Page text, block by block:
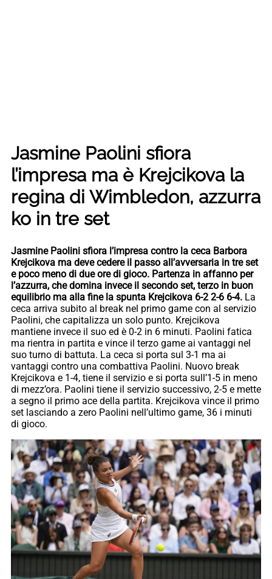
Jasmine Paolini sfiora
l’impresa ma è Krejcikova la
regina di Wimbledon, azzurra
ko in tre set
Jasmine Paolini sfiora l’impresa contro la ceca Barbora
Krejcikova ma deve cedere il passo all’avversaria in tre set
e poco meno di due ore di gioco. Partenza in affanno per
l’azzurra, che domina invece il secondo set, terzo in buon
equilibrio ma alla fine la spunta Krejcikova 6-2 2-6 6-4. La
ceca arriva subito al break nel primo game con al servizio
Paolini, che capitalizza un solo punto. Krejcikova
mantiene invece il suo ed è 0-2 in 6 minuti. Paolini fatica
ma rientra in partita e vince il terzo game ai vantaggi nel
suo turno di battuta. La ceca si porta sul 3-1 ma ai
vantaggi contro una combattiva Paolini. Nuovo break
Krejcikova e 1-4, tiene il servizio e si porta sull’1-5 in meno
di mezz’ora. Paolini tiene il servizio successivo, 2-5 e mette
a segno il primo ace della partita. Krejcikova vince il primo
set lasciando a zero Paolini nell’ultimo game, 36 i minuti
di gioco.